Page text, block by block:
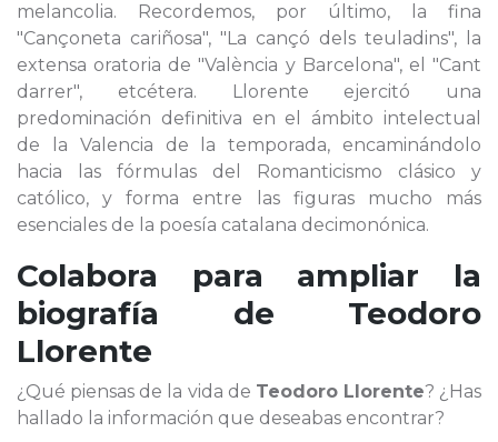
melancolia. Recordemos, por último, la fina
"Cançoneta cariñosa", "La cançó dels teuladins", la
extensa oratoria de "València y Barcelona", el "Cant
darrer", etcétera. Llorente ejercitó una
predominación definitiva en el ámbito intelectual
de la Valencia de la temporada, encaminándolo
hacia las fórmulas del Romanticismo clásico y
católico, y forma entre las figuras mucho más
esenciales de la poesía catalana decimonónica.
Colabora para ampliar la
biografía de Teodoro
Llorente
¿Qué piensas de la vida de Teodoro Llorente? ¿Has
hallado la información que deseabas encontrar?